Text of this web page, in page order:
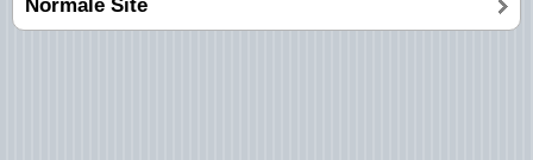
Normale Site